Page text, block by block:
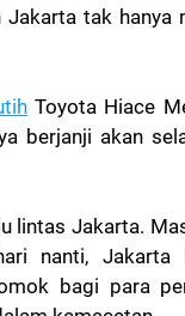
tak hanya
Toyota Hiace
berjanji akan
lintas Jakarta.
nanti,
bagi para